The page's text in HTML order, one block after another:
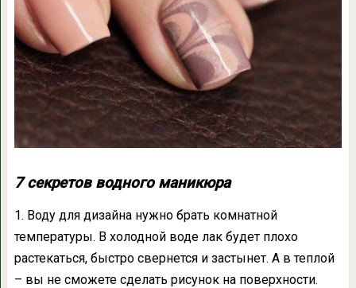
7 секретов водного маникюра
1. Воду для дизайна нужно брать комнатной
температуры. В холодной воде лак будет плохо
растекаться, быстро свернется и застынет. А в теплой
– вы не сможете сделать рисунок на поверхности.